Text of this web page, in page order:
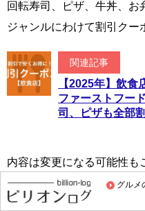
グルメ
回転寿司、ピザ、牛丼、
ジャンルにわけて割引クー
関連記事
【2025年】飲食
ファーストフー
司、ピザも全部
内容は変更になる可能性も
イトの確認をお願いします